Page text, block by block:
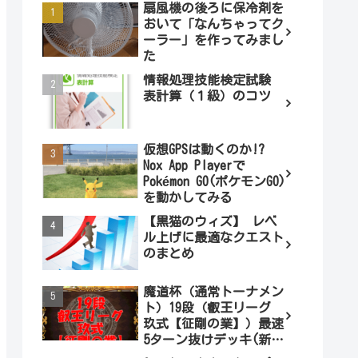
扇風機の後ろに保冷剤を
おいて「なんちゃってク
ーラー」を作ってみまし
た
情報処理技能検定試験
表計算（１級）のコツ
仮想GPSは動くのか!?
Nox App Playerで
Pokémon GO(ポケモンGO)
を動かしてみる
【黒猫のウィズ】 レベ
ル上げに最適なクエスト
のまとめ
魔道杯（通常トーナメン
ト）19段（叡王リーグ
玖式【征剛の業】）最速
5ターン抜けデッキ(新パ